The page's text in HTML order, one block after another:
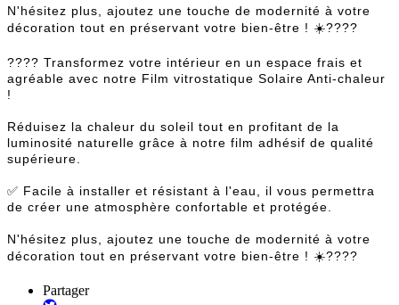
N'hésitez plus, ajoutez une touche de modernité à votre
décoration tout en préservant votre bien-être ! ☀️????
???? Transformez votre intérieur en un espace frais et
agréable avec notre Film vitrostatique Solaire Anti-chaleur
!
Réduisez la chaleur du soleil tout en profitant de la
luminosité naturelle grâce à notre film adhésif de qualité
supérieure.
✅ Facile à installer et résistant à l'eau, il vous permettra
de créer une atmosphère confortable et protégée.
N'hésitez plus, ajoutez une touche de modernité à votre
décoration tout en préservant votre bien-être ! ☀️????
Partager